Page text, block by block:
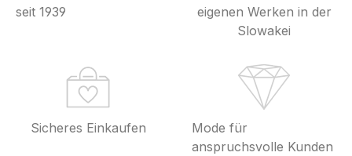
seit 1939
eigenen Werken in der
Slowakei
Sicheres Einkaufen
Mode für
anspruchsvolle Kunden